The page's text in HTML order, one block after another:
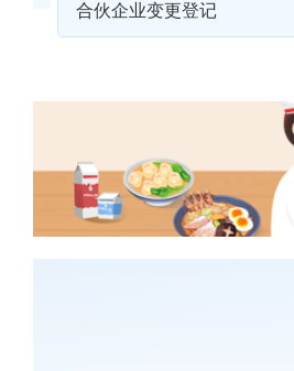
合伙企业变更登记